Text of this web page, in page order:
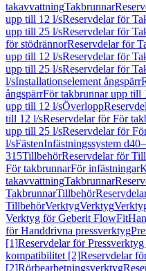
takavvattningTakbrunnar
upp till 12 l/sReservdelar för
upp till 25 l/sReservdelar för
för stödrännorReservdelar för
upp till 12 l/sReservdelar för
upp till 25 l/sReservdelar för
l/sInstallationselement ångspärr
ångspärrFör takbrunnar upp till
upp till 12 l/sÖverlopp
till 12 l/sReservdelar för För
upp till 25 l/sReservdelar för
l/sFästenInfästningssystem
315TillbehörReservdelar för
För takbrunnarFör infästningar
takavvattningTakbrunnar
TakbrunnarTillbehör
TillbehörVerktygVerktyg
Verktyg för Geberit FlowFit
för Handdrivna pressverktyg
[1]Reservdelar för
kompatibilitet [2]Reservdelar
[2]Rörbearbetningsverktyg